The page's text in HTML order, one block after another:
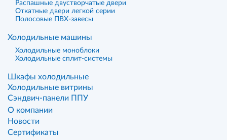
Распашные двустворчатые двери
Откатные двери легкой серии
Полосовые ПВХ-завесы
Холодильные машины
Холодильные моноблоки
Холодильные сплит-системы
Шкафы холодильные
Холодильные витрины
Сэндвич-панели ППУ
О компании
Новости
Сертификаты